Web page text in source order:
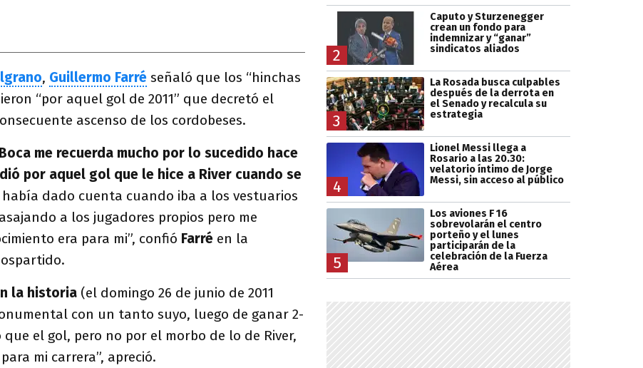
, Guillermo Farré señaló que los “hinchas
“por aquel gol de 2011” que decretó el
ascenso de los cordobeses.
me recuerda mucho por lo sucedido hace
por aquel gol que le hice a River cuando se
había dado cuenta cuando iba a los vestuarios
a los jugadores propios pero me
era para mi”, confió Farré en la
la historia (el domingo 26 de junio de 2011
con un tanto suyo, luego de ganar 2-
que el gol, pero no por el morbo de lo de River,
mi carrera”, apreció.
2
Caputo y Sturzenegger
crean un fondo para
indemnizar y “ganar”
sindicatos aliados
3
La Rosada busca culpables
después de la derrota en
el Senado y recalcula su
estrategia
4
Lionel Messi llega a
Rosario a las 20.30:
velatorio íntimo de Jorge
Messi, sin acceso al público
5
Los aviones F 16
sobrevolarán el centro
porteño y el lunes
participarán de la
celebración de la Fuerza
Aérea